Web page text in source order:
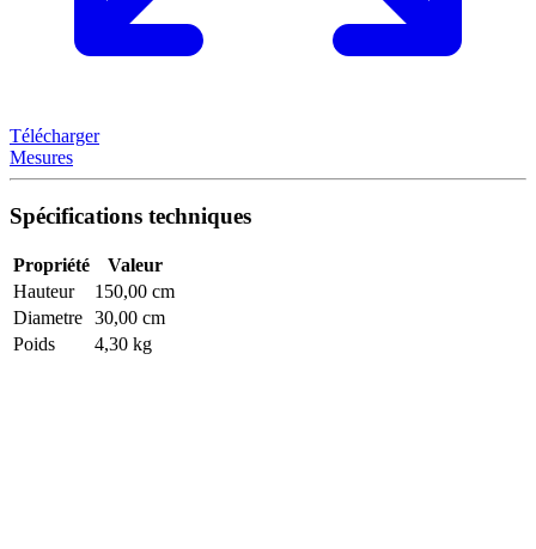
Télécharger
Mesures
Spécifications techniques
Propriété
Valeur
Hauteur
150,00 cm
Diametre 30,00 cm
Poids
4,30 kg